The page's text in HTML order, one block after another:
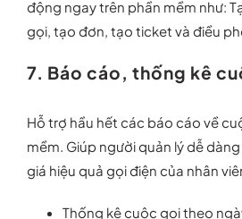
động ngay trên phần mềm như:
gọi, tạo đơn, tạo ticket và điều
7. Báo cáo, thống kê
Hỗ trợ hầu hết các báo cáo về
mềm. Giúp người quản lý dễ
giá hiệu quả gọi điện của nhân
Thống kê cuộc gọi theo